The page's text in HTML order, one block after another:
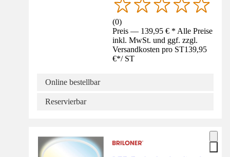
(0)
Preis — 139,95 € * Alle Preise
inkl. MwSt. und ggf. zzgl.
Versandkosten pro ST139,95
€*/ ST
Online bestellbar
Reservierbar